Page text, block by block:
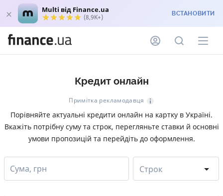
Multi від Finance.ua
(8,9K+) ВСТАНОВИТИ
Кредит онлайн
Примітка рекламодавця
Порівняйте актуальні кредити онлайн на картку в Україні.
Вкажіть потрібну суму та строк, перегляньте ставки й основні
умови пропозицій та перейдіть до оформлення.
Сума, грн Строк